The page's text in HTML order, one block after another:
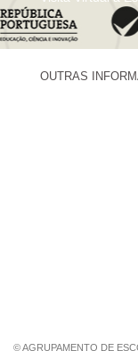
OUTRAS
© AGRUPAMENTO DE